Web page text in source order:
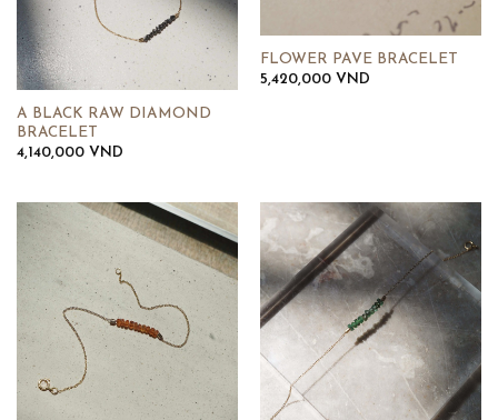
A BLACK RAW DIAMOND
BRACELET
4,140,000 VND
FLOWER PAVE BRACELET
5,420,000 VND